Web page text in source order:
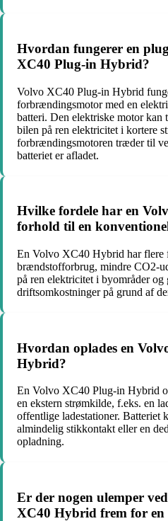
Hvordan fungerer en
XC40 Plug-in Hybrid?
Volvo XC40 Plug-in Hybrid
forbrændingsmotor med en
batteri. Den elektriske motor
bilen på ren elektricitet i kortere
forbrændingsmotoren træder til
batteriet er afladet.
Hvilke fordele har en
forhold til en
En Volvo XC40 Hybrid har flere
brændstofforbrug, mindre CO2-
på ren elektricitet i byområder og
driftsomkostninger på grund af
Hvordan oplades en
Hybrid?
En Volvo XC40 Plug-in Hybrid
en ekstern strømkilde, f.eks. en
offentlige ladestationer. Batteriet
almindelig stikkontakt eller en
opladning.
Er der nogen ulemper
XC40 Hybrid frem for en